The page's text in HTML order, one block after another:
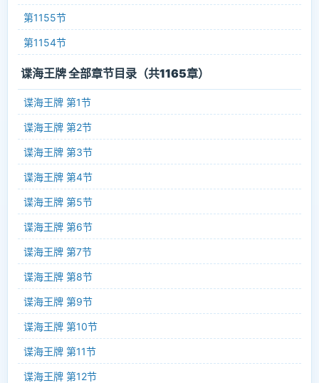
第1155节
第1154节
谍海王牌 全部章节目录（共1165章）
谍海王牌 第1节
谍海王牌 第2节
谍海王牌 第3节
谍海王牌 第4节
谍海王牌 第5节
谍海王牌 第6节
谍海王牌 第7节
谍海王牌 第8节
谍海王牌 第9节
谍海王牌 第10节
谍海王牌 第11节
谍海王牌 第12节